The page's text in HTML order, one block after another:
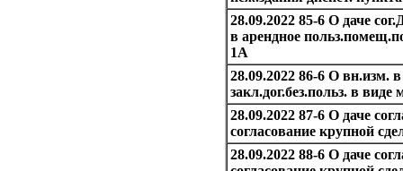
28.09.2022 85-6 О даче
в арендное
1А
28.09.2022 86-6 О вн.изм.
закл.дог.без.польз. в
28.09.2022 87-6 О даче
согласование крупной
28.09.2022 88-6 О даче